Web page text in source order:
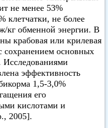
не менее 53%
клетчатки, не более
обменной энергии. В
крабовая или крилевая
сохранением основных
Исследованиями
эффективность
1,5-3,0%
его
кислотами и
2005].